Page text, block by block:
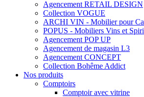
Agencement RETAIL DESIGN
Collection VOGUE
ARCHI VIN - Mobilier pour
POPUS - Mobiliers Vins et
Agencement POP UP
Agencement de magasin L3
Agencement CONCEPT
Collection Bohême Addict
Nos produits
Comptoirs
Comptoir avec vitrine